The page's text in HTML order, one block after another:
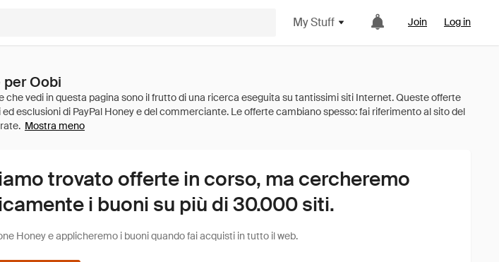
My Stuff Join Log in
Oobi
Mostra meno
trovato offerte in corso, ma cercheremo
i buoni su più di 30.000 siti.
Honey e applicheremo i buoni quando fai acquisti in tutto il web.